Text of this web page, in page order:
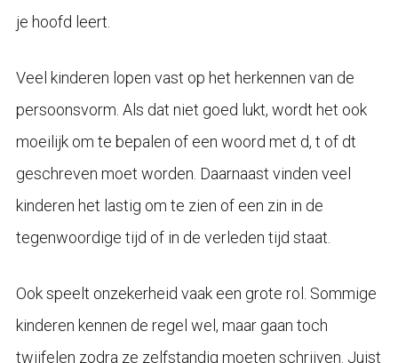
je hoofd leert.
Veel kinderen lopen vast op het herkennen van de
persoonsvorm. Als dat niet goed lukt, wordt het ook
moeilijk om te bepalen of een woord met d, t of dt
geschreven moet worden. Daarnaast vinden veel
kinderen het lastig om te zien of een zin in de
tegenwoordige tijd of in de verleden tijd staat.
Ook speelt onzekerheid vaak een grote rol. Sommige
kinderen kennen de regel wel, maar gaan toch
twijfelen zodra ze zelfstandig moeten schrijven. Juist